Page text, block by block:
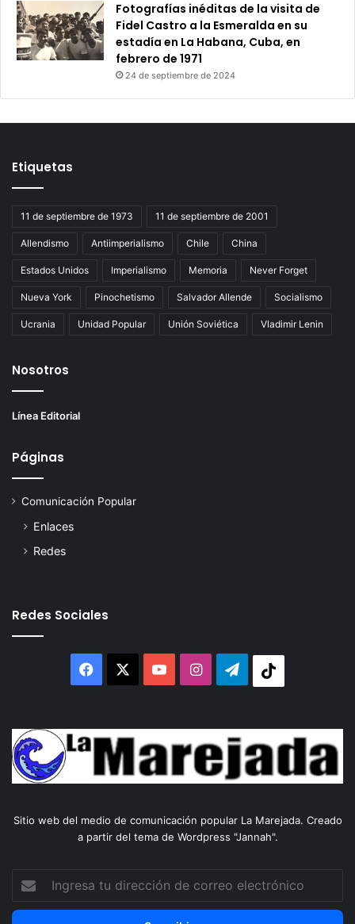
Fotografías inéditas de la visita de
Fidel Castro a la Esmeralda en su
estadía en La Habana, Cuba, en
febrero de 1971
24 de septiembre de 2024
Etiquetas
11 de septiembre de 1973 11 de septiembre de 2001
Allendismo Antiimperialismo Chile China
Estados Unidos Imperialismo Memoria Never Forget
Nueva York Pinochetismo Salvador Allende Socialismo
Ucrania Unidad Popular Unión Soviética Vladimir Lenin
Nosotros
Línea Editorial
Páginas
Comunicación Popular
Enlaces
Redes
Redes Sociales
Facebook YouTubeInstagram
Telegram
Sitio web del medio de comunicación popular La Marejada. Creado
a partir del tema de Wordpress "Jannah".
dirección